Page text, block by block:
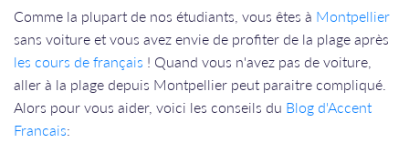
Comme la plupart de nos étudiants, vous êtes à Montpellier
sans voiture et vous avez envie de profiter de la plage après
les cours de français ! Quand vous n'avez pas de voiture,
aller à la plage depuis Montpellier peut paraitre compliqué.
Alors pour vous aider, voici les conseils du Blog d'Accent
Francais: